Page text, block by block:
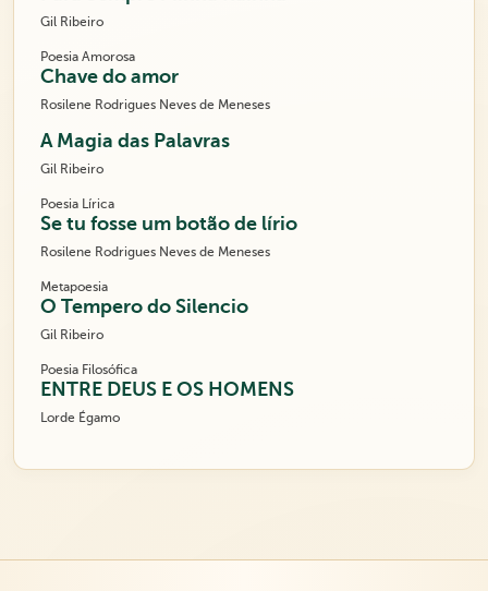
Gil Ribeiro
Poesia Amorosa
Chave do amor
Rosilene Rodrigues Neves de Meneses
A Magia das Palavras
Gil Ribeiro
Poesia Lírica
Se tu fosse um botão de lírio
Rosilene Rodrigues Neves de Meneses
Metapoesia
O Tempero do Silencio
Gil Ribeiro
Poesia Filosófica
ENTRE DEUS E OS HOMENS
Lorde Égamo